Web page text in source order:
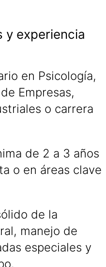
y experiencia
en Psicología,
Empresas,
o carrera
de 2 a 3 años
o en áreas clave
de la
manejo de
especiales y